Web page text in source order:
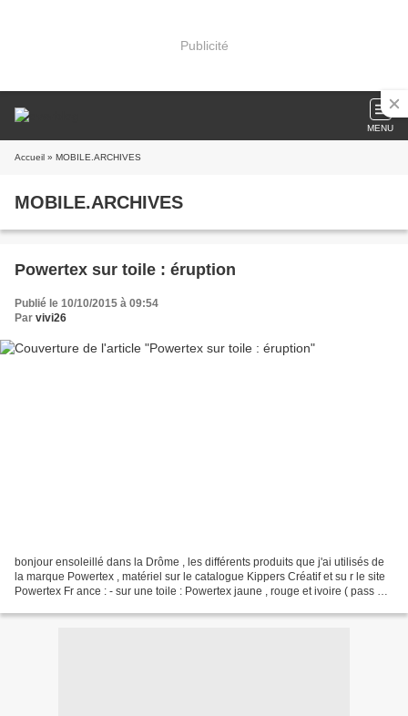
Publicité
MENU
Accueil » MOBILE.ARCHIVES
MOBILE.ARCHIVES
Powertex sur toile : éruption
Publié le 10/10/2015 à 09:54
Par vivi26
bonjour ensoleillé dans la Drôme , les différents produits que j'ai utilisés de
la marque Powertex , matériel sur le catalogue Kippers Créatif et su r le site
Powertex Fr ance : - sur une toile : Powertex jaune , rouge et ivoire ( pass és